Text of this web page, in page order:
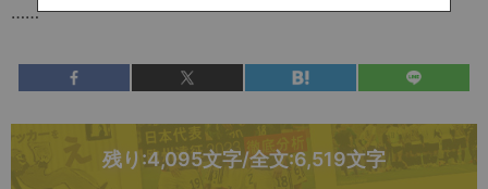
……
残り:4,095文字/全文:6,519文字